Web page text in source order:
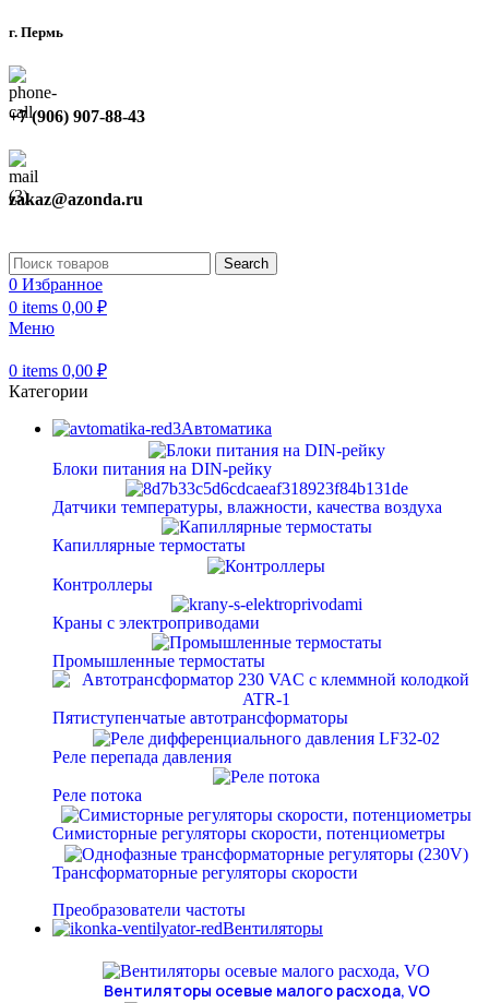
г. Пермь
+7 (906) 907-88-43
zakaz@azonda.ru
Search
0 Избранное
0 items 0,00 ₽
Меню
0 items 0,00 ₽
Категории
Автоматика
Блоки питания на DIN-рейку
Датчики температуры, влажности, качества воздуха
Капиллярные термостаты
Контроллеры
Краны с электроприводами
Промышленные термостаты
Пятиступенчатые автотрансформаторы
Реле перепада давления
Реле потока
Симисторные регуляторы скорости, потенциометры
Трансформаторные регуляторы скорости
Преобразователи частоты
Вентиляторы
Вентиляторы осевые малого расхода, VO